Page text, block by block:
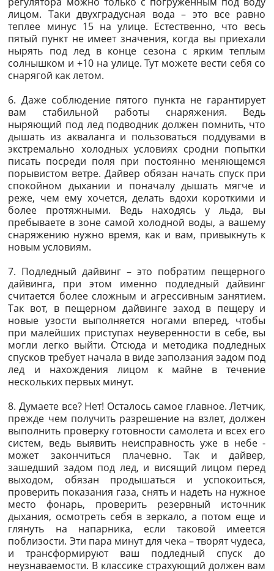
лицом. Таки двухградусная вода – это все равно
теплее минус 15 на улице. Естественно, что весь
пятый пункт не имеет значения, когда вы приехали
нырять под лед в конце сезона с ярким теплым
солнышком и +10 на улице. Тут можете вести себя со
снарягой как летом.
6. Даже соблюдение пятого пункта не гарантирует
вам стабильной работы снаряжения. Ведь
ныряющий под лед подводник должен помнить, что
дышать из акваланга и пользоваться поддувами в
экстремально холодных условиях сродни попытки
писать посреди поля при постоянно меняющемся
порывистом ветре. Дайвер обязан начать спуск при
спокойном дыхании и поначалу дышать мягче и
реже, чем ему хочется, делать вдохи короткими и
более протяжными. Ведь находясь у льда, вы
пребываете в зоне самой холодной воды, а вашему
снаряжению нужно время, как и вам, привыкнуть к
новым условиям.
7. Подледный дайвинг – это побратим пещерного
дайвинга, при этом именно подледный дайвинг
считается более сложным и агрессивным занятием.
Так вот, в пещерном дайвинге заход в пещеру и
новые узости выполняется ногами вперед, чтобы
при малейших приступах неуверенности в себе, вы
могли легко выйти. Отсюда и методика подледных
спусков требует начала в виде заползания задом под
лед и нахождения лицом к майне в течение
нескольких первых минут.
8. Думаете все? Нет! Осталось самое главное. Летчик,
прежде чем получить разрешение на взлет, должен
выполнить проверку готовности самолета и всех его
систем, ведь выявить неисправность уже в небе -
может закончиться плачевно. Так и дайвер,
зашедший задом под лед, и висящий лицом перед
выходом, обязан продышаться и успокоиться,
проверить показания газа, снять и надеть на нужное
место фонарь, проверить резервный источник
дыхания, осмотреть себя в зеркало, а потом еще и
глянуть на напарника, если таковой имеется
поблизости. Эти пара минут для чека – творят чудеса,
и трансформируют ваш подледный спуск до
неузнаваемости. В классике страхующий должен вам